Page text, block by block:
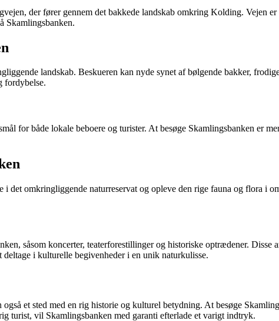
der fører gennem det bakkede landskab omkring Kolding. Vejen
Skamlingsbanken.
landskab. Beskueren kan nyde synet af bølgende bakker,
fordybelse.
for både lokale beboere og turister. At besøge Skamlingsbanken er
det omkringliggende naturreservat og opleve den rige fauna og flora i
såsom koncerter, teaterforestillinger og historiske optrædener. Disse
i kulturelle begivenheder i en unik naturkulisse.
et sted med en rig historie og kulturel betydning. At besøge
turist, vil Skamlingsbanken med garanti efterlade et varigt indtryk.